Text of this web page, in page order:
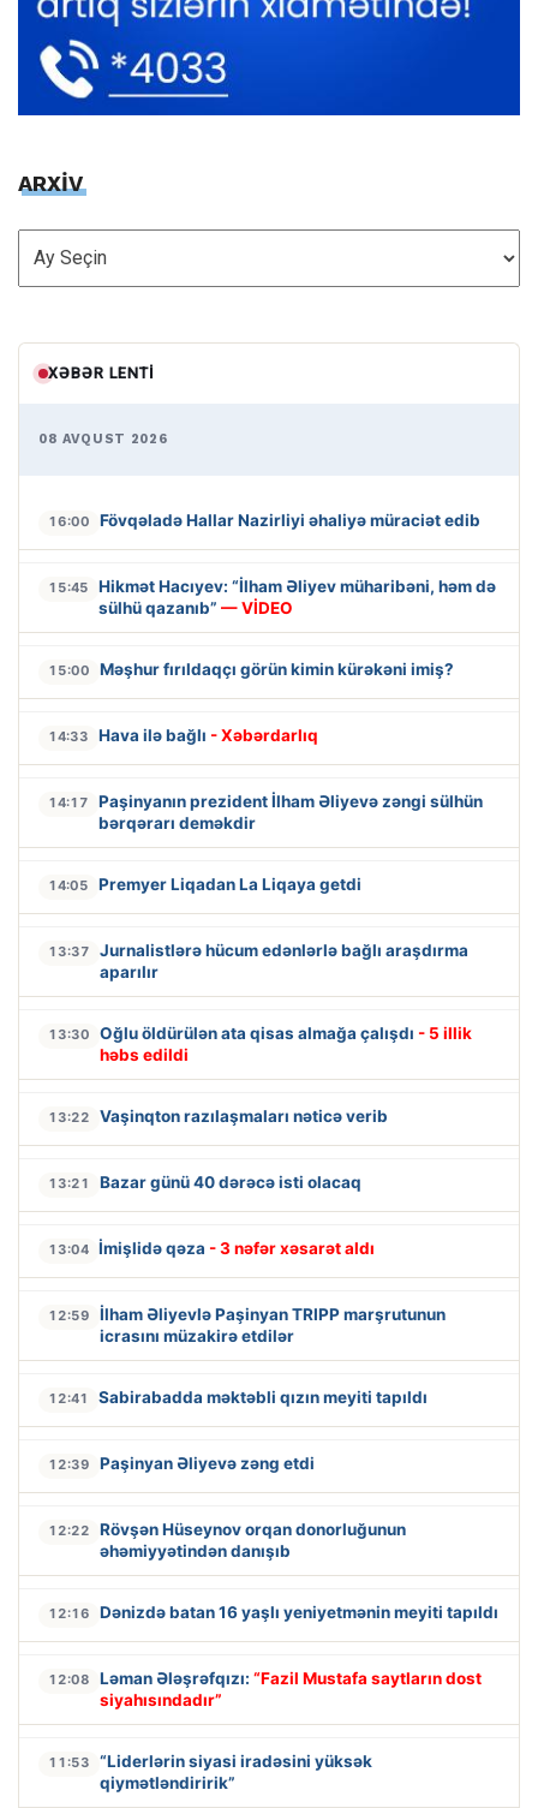
ARXİV
ARXİV
XƏBƏR LENTI
08 AVQUST 2026
16:00 Fövqəladə Hallar Nazirliyi əhaliyə müraciət edib
15:45
Hikmət Hacıyev: “İlham Əliyev müharibəni, həm də
sülhü qazanıb” — VİDEO
15:00 Məşhur fırıldaqçı görün kimin kürəkəni imiş?
14:33 Hava ilə bağlı - Xəbərdarlıq
14:17
Paşinyanın prezident İlham Əliyevə zəngi sülhün
bərqərarı deməkdir
14:05 Premyer Liqadan La Liqaya getdi
13:37
Jurnalistlərə hücum edənlərlə bağlı araşdırma
aparılır
13:30 Oğlu öldürülən ata qisas almağa çalışdı - 5 illik
həbs edildi
13:22 Vaşinqton razılaşmaları nəticə verib
13:21 Bazar günü 40 dərəcə isti olacaq
13:04 İmişlidə qəza - 3 nəfər xəsarət aldı
12:59
İlham Əliyevlə Paşinyan TRIPP marşrutunun
icrasını müzakirə etdilər
12:41 Sabirabadda məktəbli qızın meyiti tapıldı
12:39 Paşinyan Əliyevə zəng etdi
12:22
Rövşən Hüseynov orqan donorluğunun
əhəmiyyətindən danışıb
12:16 Dənizdə batan 16 yaşlı yeniyetmənin meyiti tapıldı
12:08 Ləman Ələşrəfqızı: “Fazil Mustafa saytların dost
siyahısındadır”
11:53
“Liderlərin siyasi iradəsini yüksək
qiymətləndiririk”